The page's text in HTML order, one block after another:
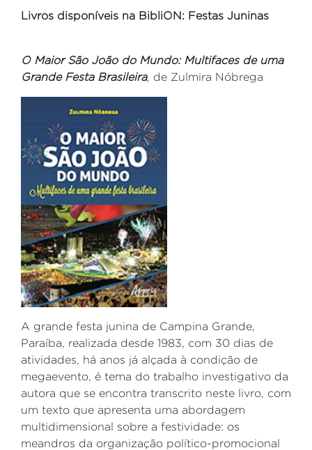
Livros disponíveis na BibliON: Festas Juninas
O Maior São João do Mundo: Multifaces de uma
Grande Festa Brasileira, de Zulmira Nóbrega
A grande festa junina de Campina Grande,
Paraíba, realizada desde 1983, com 30 dias de
atividades, há anos já alçada à condição de
megaevento, é tema do trabalho investigativo da
autora que se encontra transcrito neste livro, com
um texto que apresenta uma abordagem
multidimensional sobre a festividade: os
meandros da organização político-promocional